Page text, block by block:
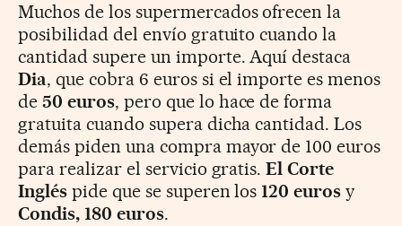
Muchos de los supermercados ofrecen la
posibilidad del envío gratuito cuando la
cantidad supere un importe. Aquí destaca
Dia, que cobra 6 euros si el importe es menos
de 50 euros, pero que lo hace de forma
gratuita cuando supera dicha cantidad. Los
demás piden una compra mayor de 100 euros
para realizar el servicio gratis.El Corte
Ingléspide que se superen los 120 euros y
Condis, 180 euros.